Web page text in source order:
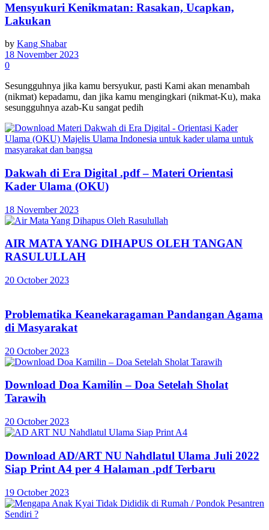
Mensyukuri Kenikmatan: Rasakan, Ucapkan,
Lakukan
by Kang Shabar
18 November 2023
0
Sesungguhnya jika kamu bersyukur, pasti Kami akan menambah
(nikmat) kepadamu, dan jika kamu mengingkari (nikmat-Ku), maka
sesungguhnya azab-Ku sangat pedih
Dakwah di Era Digital .pdf – Materi Orientasi
Kader Ulama (OKU)
18 November 2023
AIR MATA YANG DIHAPUS OLEH TANGAN
RASULULLAH
20 October 2023
Problematika Keanekaragaman Pandangan Agama
di Masyarakat
20 October 2023
Download Doa Kamilin – Doa Setelah Sholat
Tarawih
20 October 2023
Download AD/ART NU Nahdlatul Ulama Juli 2022
Siap Print A4 per 4 Halaman .pdf Terbaru
19 October 2023